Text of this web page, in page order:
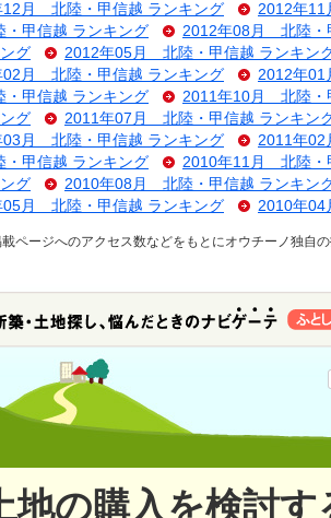
12月 北陸・甲信越 ランキング
2012年
甲信越 ランキング
2012年08月 北陸・
グ
2012年05月 北陸・甲信越 ランキン
02月 北陸・甲信越 ランキング
2012年
甲信越 ランキング
2011年10月 北陸・
グ
2011年07月 北陸・甲信越 ランキン
03月 北陸・甲信越 ランキング
2011年
甲信越 ランキング
2010年11月 北陸・
グ
2010年08月 北陸・甲信越 ランキン
05月 北陸・甲信越 ランキング 2010年
ページへのアクセス数などをもとにオウチーノ独自
地の購入を検討